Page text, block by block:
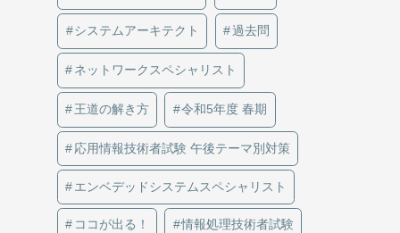
システムアーキテクト 過去問
ネットワークスペシャリスト
王道の解き方 令和5年度 春期
応用情報技術者試験 午後テーマ別対策
エンベデッドシステムスペシャリスト
ココが出る！ 情報処理技術者試験